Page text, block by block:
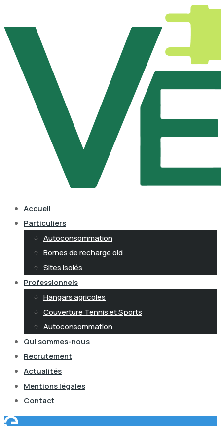
Accueil
Particuliers
Autoconsommation
Bornes de recharge old
Sites isolés
Professionnels
Hangars agricoles
Couverture Tennis et Sports
Autoconsommation
Qui sommes-nous
Recrutement
Actualités
Mentions légales
Contact